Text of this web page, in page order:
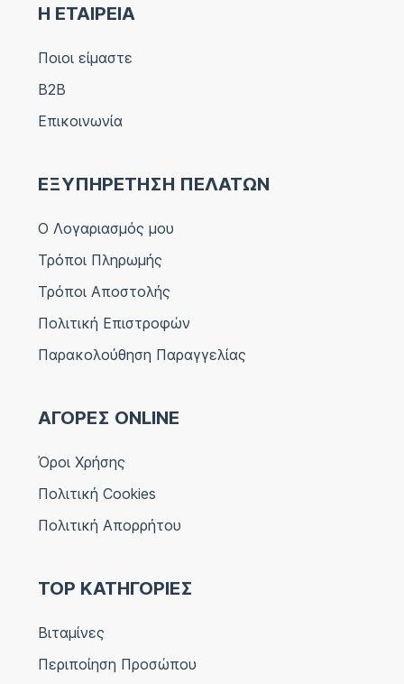
Η ΕΤΑΙΡΕΙΑ
Ποιοι είμαστε
B2B
Επικοινωνία
ΕΞΥΠΗΡΕΤΗΣΗ ΠΕΛΑΤΩΝ
Ο Λογαριασμός μου
Τρόποι Πληρωμής
Τρόποι Αποστολής
Πολιτική Επιστροφών
Παρακολούθηση Παραγγελίας
ΑΓΟΡΕΣ ONLINE
Όροι Χρήσης
Πολιτική Cookies
Πολιτική Απορρήτου
TOP ΚΑΤΗΓΟΡΙΕΣ
Βιταμίνες
Περιποίηση Προσώπου